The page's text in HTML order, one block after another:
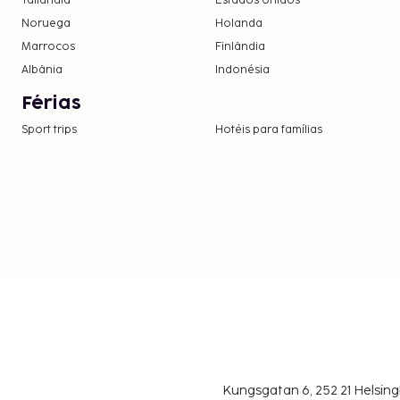
Noruega
Holanda
Marrocos
Finlândia
Albânia
Indonésia
Férias
Sport trips Hotéis para famílias
Kungsgatan 6, 252 21